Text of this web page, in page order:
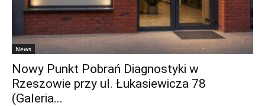
News
Nowy Punkt Pobrań Diagnostyki w
Rzeszowie przy ul. Łukasiewicza 78
(Galeria...